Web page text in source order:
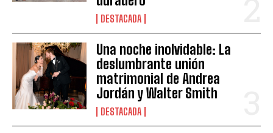
DESTACADA
Una noche inolvidable: La
deslumbrante unión
matrimonial de Andrea
Jordán y Walter Smith
DESTACADA